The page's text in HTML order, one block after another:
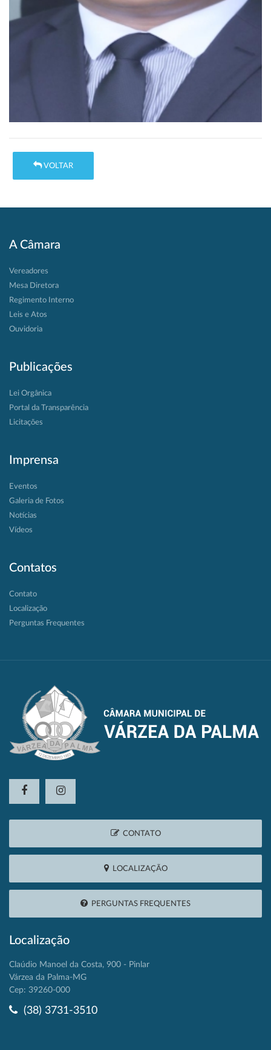
VOLTAR
A Câmara
Vereadores
Mesa Diretora
Regimento Interno
Leis e Atos
Ouvidoria
Publicações
Lei Orgânica
Portal da Transparência
Licitações
Imprensa
Eventos
Galeria de Fotos
Notícias
Vídeos
Contatos
Contato
Localização
Perguntas Frequentes
CONTATO
LOCALIZAÇÃO
PERGUNTAS FREQUENTES
Localização
Claúdio Manoel da Costa, 900 - Pinlar
Várzea da Palma-MG
Cep: 39260-000
(38) 3731-3510